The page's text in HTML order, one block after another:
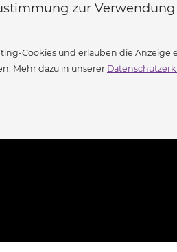
zur Verwendung
Cookies und erlauben die Anzeige
Mehr dazu in unserer